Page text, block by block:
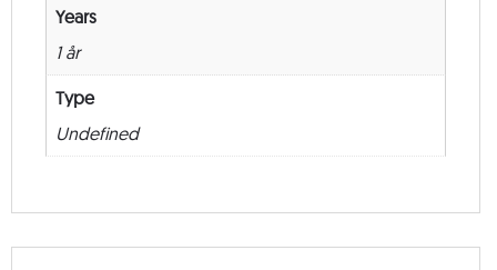
Years
1 år
Type
Undefined